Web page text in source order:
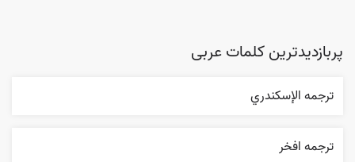
پربازدیدترین کلمات عربی
ترجمه الإسکندري
ترجمه افخر